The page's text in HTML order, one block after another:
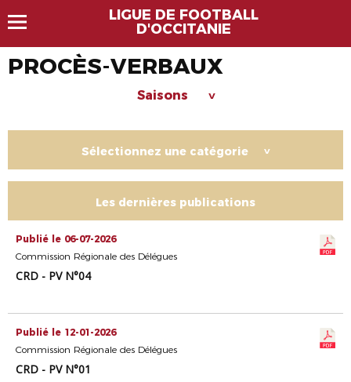
LIGUE DE FOOTBALL
D'OCCITANIE
PROCÈS-VERBAUX
Saisons >
Sélectionnez une catégorie >
Les dernières publications
Publié le 06-07-2026
Commission Régionale des Délégues
CRD - PV N°04
Publié le 12-01-2026
Commission Régionale des Délégues
CRD - PV N°01